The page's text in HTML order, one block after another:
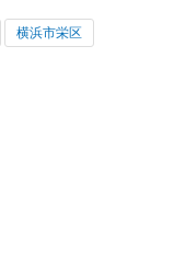
横浜市栄区